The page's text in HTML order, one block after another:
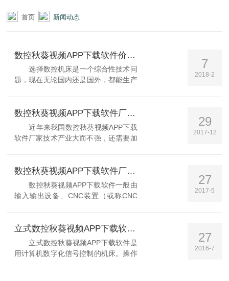
首页 新闻动态
数控秋葵视频APP下载软件价格不只是选型的标准之一
选择数控机床是一个综合性技术问
题，现在无论国内还是国外，都能生产
成各种各样的加工制造要求。数控秋葵
视频APP下载软件价格不只是选型...
7
2018-2
数控秋葵视频APP下载软件厂家利用远程技术改进生产效率
近年来我国数控秋葵视频APP下载
软件厂家技术产业大而不强，还需要加
不断完善提高机床加工精度和自动化效
率，逐步缩小与*水平的差距。数...
29
2017-12
数控秋葵视频APP下载软件厂家加工零件的基本步骤
数控秋葵视频APP下载软件一般由
输入输出设备、CNC装置（或称CNC
机床本体、测量反馈装置等组成。数控
秋葵视频APP下载软件厂家在上加工零
件时，应该...
27
2017-5
立式数控秋葵视频APP下载软件的3大分类
立式数控秋葵视频APP下载软件是
用计算机数字化信号控制的机床。操作
27
2016-7